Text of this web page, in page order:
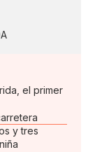
el primer
y tres